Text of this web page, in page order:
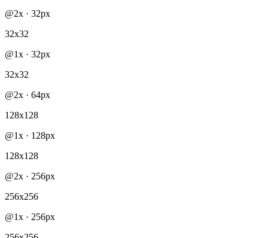
@2x · 32px
32x32
@1x · 32px
32x32
@2x · 64px
128x128
@1x · 128px
128x128
@2x · 256px
256x256
@1x · 256px